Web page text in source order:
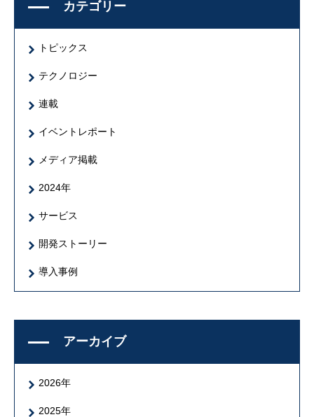
カテゴリー
トピックス
テクノロジー
連載
イベントレポート
メディア掲載
2024年
サービス
開発ストーリー
導入事例
アーカイブ
2026年
2025年